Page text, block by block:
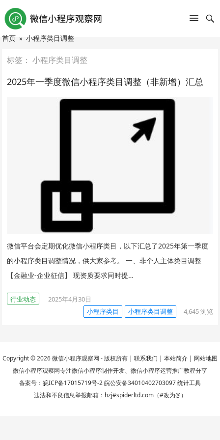
首页 » 小程序类目调整
标签：小程序类目调整
2025年一季度微信小程序类目调整（非新增）汇总
微信平台会定期优化微信小程序类目，以下汇总了2025年第一季度
的小程序类目调整情况，供大家参考。 一、非个人主体类目调整
【金融业-企业征信】 现资质要求同时提…
行业动态
2025年4月30日
小程序类目
小程序类目调整 4,645浏览
Copyright © 2026微信小程序观察网 - 版权所有 | 联系我们 | 本站简介 | 网站地图
微信小程序观察网专注微信小程序制作开发、微信小程序运营推广教程分享
备案号： 皖ICP备17015719号-2皖公安备34010402703097统计工具
违法和不良信息举报邮箱：hzj#spiderltd.com（#改为@）